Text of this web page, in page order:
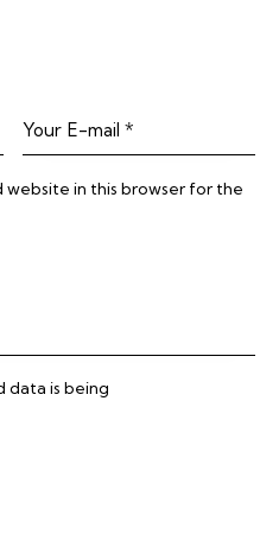
website in this browser for the
data is being